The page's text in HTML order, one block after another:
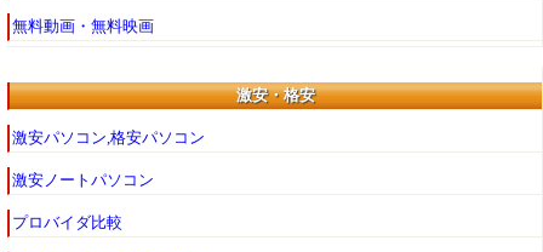
無料動画・無料映画
激安・格安
激安パソコン,格安パソコン
激安ノートパソコン
プロバイダ比較